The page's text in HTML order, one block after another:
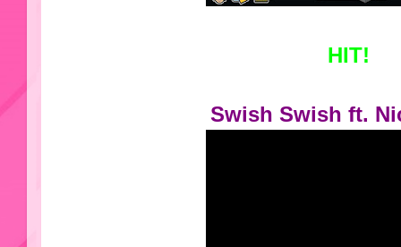
HIT!
Swish Swish ft.